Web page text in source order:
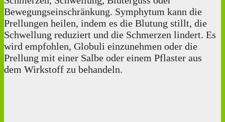
Bewegungseinschränkung. Symphytum kann die
Prellungen heilen, indem es die Blutung stillt, die
Schwellung reduziert und die Schmerzen lindert. Es
wird empfohlen, Globuli einzunehmen oder die
Prellung mit einer Salbe oder einem Pflaster aus
dem Wirkstoff zu behandeln.